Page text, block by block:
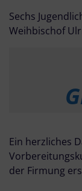
Sechs
Weihbischof
Ein herzliches
der Firmung